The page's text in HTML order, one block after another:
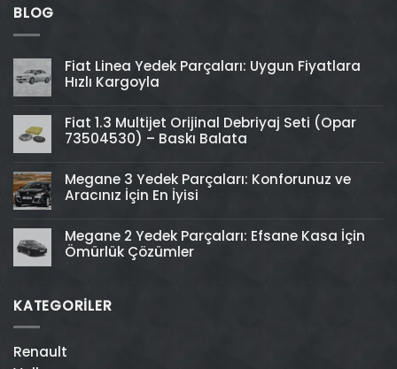
BLOG
Fiat Linea Yedek Parçaları: Uygun Fiyatlara
Hızlı Kargoyla
Fiat 1.3 Multijet Orijinal Debriyaj Seti (Opar
73504530) – Baskı Balata
Megane 3 Yedek Parçaları: Konforunuz ve
Aracınız İçin En İyisi
Megane 2 Yedek Parçaları: Efsane Kasa İçin
Ömürlük Çözümler
KATEGORİLER
Renault